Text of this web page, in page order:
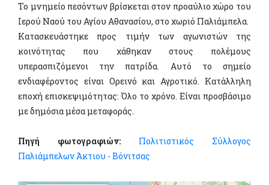
Το μνημείο πεσόντων βρίσκεται στον προαύλιο χώρο του
Ιερού Ναού του Αγίου Αθανασίου, στο χωριό Παλιάμπελα.
Κατασκευάστηκε προς τιμήν των αγωνιστών της
κοινότητας που χάθηκαν στους πολέμους
υπερασπιζόμενοι την πατρίδα. Αυτό το σημείο
ενδιαφέροντος είναι Ορεινό και Αγροτικό. Κατάλληλη
εποχή επισκεψιμότητας: Όλο το χρόνο. Είναι προσβάσιμο
με δημόσια μέσα μεταφοράς.
Πηγή φωτογραφιών:
Πολιτιστικός Σύλλογος
Παλιάμπελων Άκτιου - Βόνιτσας